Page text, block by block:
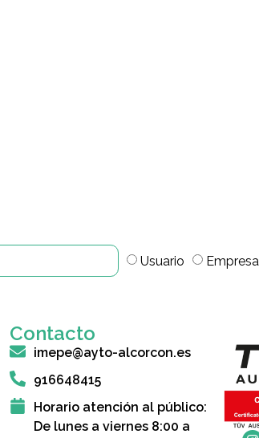
Usuario
Empresa
Contacto
imepe@ayto-alcorcon.es
916648415
Horario atención al público:
De lunes a viernes 8:00 a